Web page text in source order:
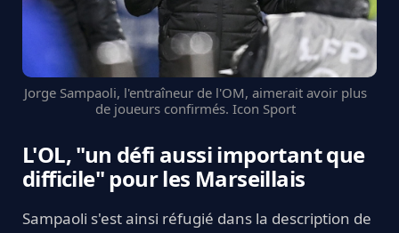
Jorge Sampaoli, l'entraîneur de l'OM, aimerait avoir plus
de joueurs confirmés. Icon Sport
L'OL, "un défi aussi important que
difficile" pour les Marseillais
Sampaoli s'est ainsi réfugié dans la description de